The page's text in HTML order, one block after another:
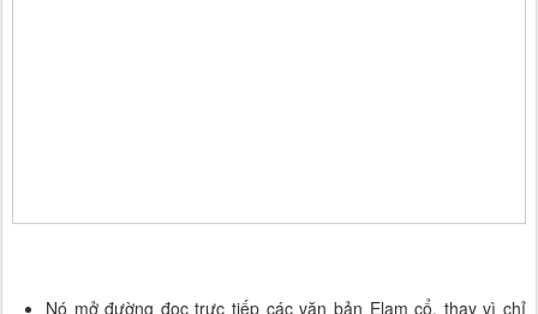
Nó mở đường đọc trực tiếp các văn bản Elam cổ, thay vì chỉ